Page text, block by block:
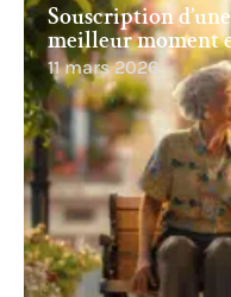
Souscription
meilleur moment
11 mars 2026